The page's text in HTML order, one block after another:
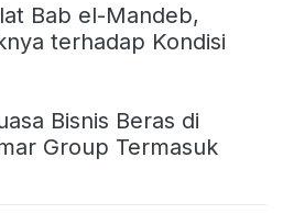
Bab el-Mandeb,
terhadap Kondisi
Bisnis Beras di
Group Termasuk